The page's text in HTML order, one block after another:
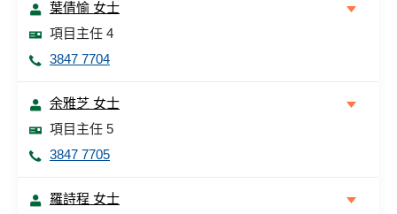
葉倩愉 女士
項目主任 4
3847 7704
余雅芝 女士
項目主任 5
3847 7705
羅詩程 女士